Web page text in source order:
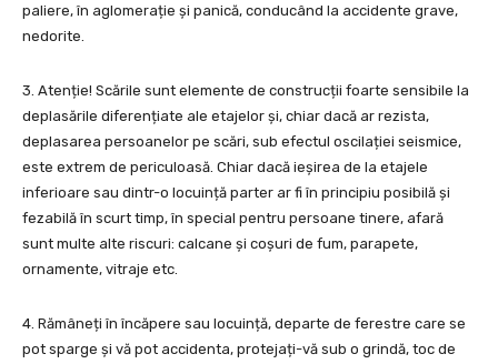
paliere, în aglomerație și panică, conducând la accidente grave,
nedorite.
3. Atenție! Scările sunt elemente de construcții foarte sensibile la
deplasările diferențiate ale etajelor și, chiar dacă ar rezista,
deplasarea persoanelor pe scări, sub efectul oscilației seismice,
este extrem de periculoasă. Chiar dacă ieșirea de la etajele
inferioare sau dintr-o locuință parter ar fi în principiu posibilă și
fezabilă în scurt timp, în special pentru persoane tinere, afară
sunt multe alte riscuri: calcane și coșuri de fum, parapete,
ornamente, vitraje etc.
4. Rămâneți în încăpere sau locuință, departe de ferestre care se
pot sparge și vă pot accidenta, protejați-vă sub o grindă, toc de